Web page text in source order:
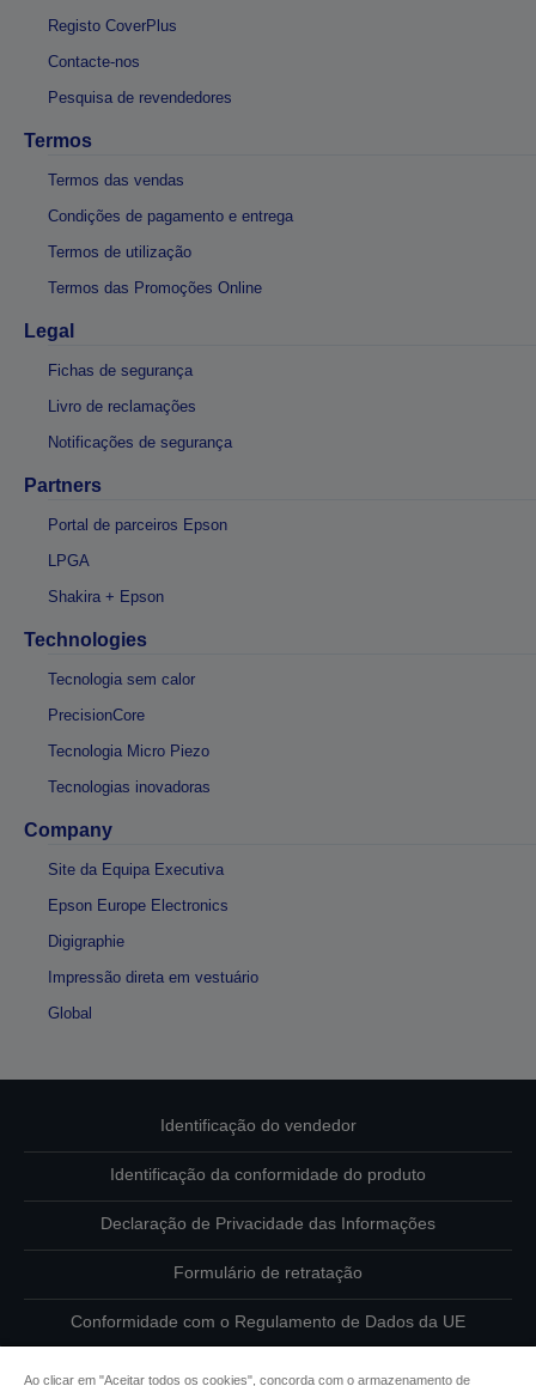
Registo CoverPlus
Contacte-nos
Pesquisa de revendedores
Termos
Termos das vendas
Condições de pagamento e entrega
Termos de utilização
Termos das Promoções Online
Legal
Fichas de segurança
Livro de reclamações
Notificações de segurança
Partners
Portal de parceiros Epson
LPGA
Shakira + Epson
Technologies
Tecnologia sem calor
PrecisionCore
Tecnologia Micro Piezo
Tecnologias inovadoras
Company
Site da Equipa Executiva
Epson Europe Electronics
Digigraphie
Impressão direta em vestuário
Global
Identificação do vendedor
Identificação da conformidade do produto
Declaração de Privacidade das Informações
Formulário de retratação
Conformidade com o Regulamento de Dados da UE
Ao clicar em "Aceitar todos os cookies", concorda com o armazenamento de